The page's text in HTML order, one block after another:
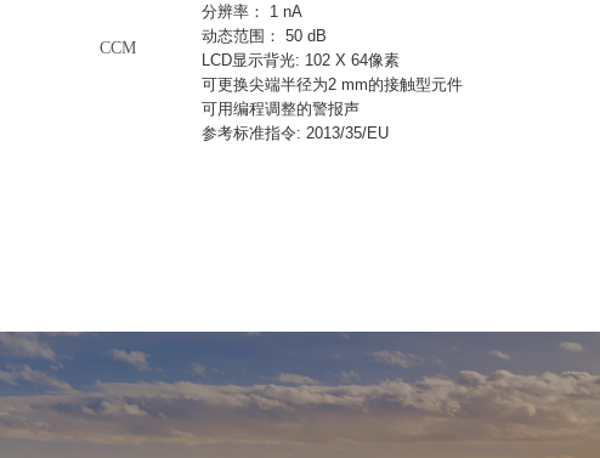
CCM
分辨率：
1 nA
动态范围： 50 dB
LCD显示背光: 102 X 64像素
可更换尖端半径为2 mm的接触型元件
可用编程调整的警报声
参考标准指令: 2013/35/EU